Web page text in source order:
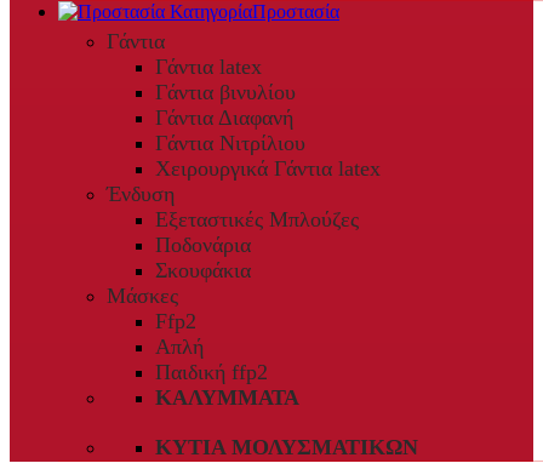
Προστασία
Γάντια
Γάντια latex
Γάντια βινυλίου
Γάντια Διαφανή
Γάντια Νιτρίλιου
Χειρουργικά Γάντια latex
Ένδυση
Εξεταστικές Μπλούζες
Ποδονάρια
Σκουφάκια
Μάσκες
Ffp2
Απλή
Παιδική ffp2
ΚΑΛΎΜΜΑΤΑ
ΚΥΤΊΑ ΜΟΛΥΣΜΑΤΙΚΏΝ